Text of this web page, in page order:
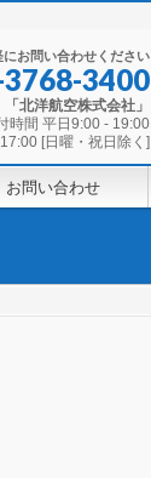
にお問い合わせください
3400
「北洋航空株式会社」
時間 平日9:00 - 19:00
[日曜・祝日除く]
お問い合わせ